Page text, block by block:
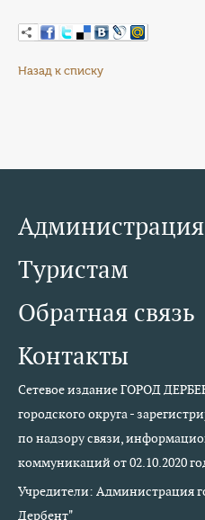
Назад к списку
Администрация
Туристам
Обратная связь
Контакты
Сетевое издание ГОРОД
городского округа -
по надзору связи,
коммуникаций от 02.10.2020
Учредители: Администрация
Дербент"